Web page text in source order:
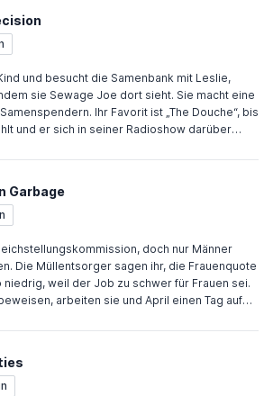
und die besondere Schwierigkeit der
sie Entscheidungen, um ganz Pawnee zu
Gala auch ohne sie perfekt organisiert, so
zusammenkommt. Ben und Leslie
direkt nach der Gala zu heiraten.
und besucht die Samenbank mit Leslie,
sie Sewage Joe dort sieht. Sie macht eine
Ihr Favorit ist „The Douche“, bis
und er sich in seiner Radioshow darüber
entscheidet sich, das Thema nicht zu
ein. Anschließend haben alle eine
außer Tom, der die Mini-Calzone nicht
leiten und versucht Leslie zu imitieren,
trägt. Sie tut sich schwer damit und überzeugt
nachdem Andy absichtlich Leslies
vergisst.
Garbage
doch nur Männer
Die Müllentsorger sagen ihr, die Frauenquote
weil der Job zu schwer für Frauen sei.
arbeiten sie und April einen Tag auf
Sie erfahren, dass die
abholen. Weil der Babysitter ausfällt,
auf. Am zweiten Tag hilft Ann ihm. Am Ende